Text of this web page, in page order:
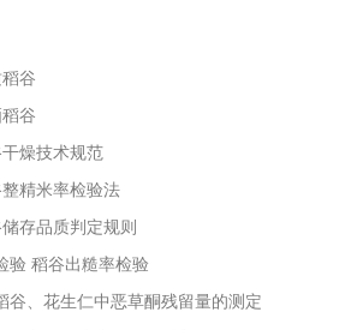
谷
谷
燥技术规范
精米率检验法
存品质判定规则
验 稻谷出糙率检验
、花生仁中恶草酮残留量的测定
乳酸钠检测
化工助剂检测
化工原料检测 化学品检测